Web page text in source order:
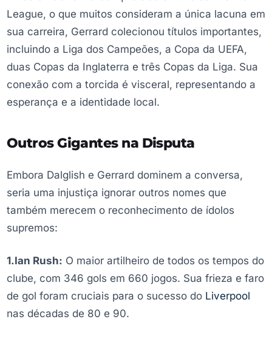
League, o que muitos consideram a única lacuna em
sua carreira, Gerrard colecionou títulos importantes,
incluindo a Liga dos Campeões, a Copa da UEFA,
duas Copas da Inglaterra e três Copas da Liga. Sua
conexão com a torcida é visceral, representando a
esperança e a identidade local.
Outros Gigantes na Disputa
Embora Dalglish e Gerrard dominem a conversa,
seria uma injustiça ignorar outros nomes que
também merecem o reconhecimento de ídolos
supremos:
1.Ian Rush: O maior artilheiro de todos os tempos do
clube, com 346 gols em 660 jogos. Sua frieza e faro
de gol foram cruciais para o sucesso do Liverpool
nas décadas de 80 e 90.